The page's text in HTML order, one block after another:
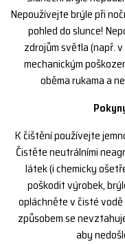
Nepoužívejte brýle při
pohled do slunce!
zdrojům světla (např.
mechanickým
oběma rukama a
K čištění používejte
Čistěte neutrálními
látek (i chemicky
poškodit výrobek,
opláchněte v čisté
způsobem se
aby